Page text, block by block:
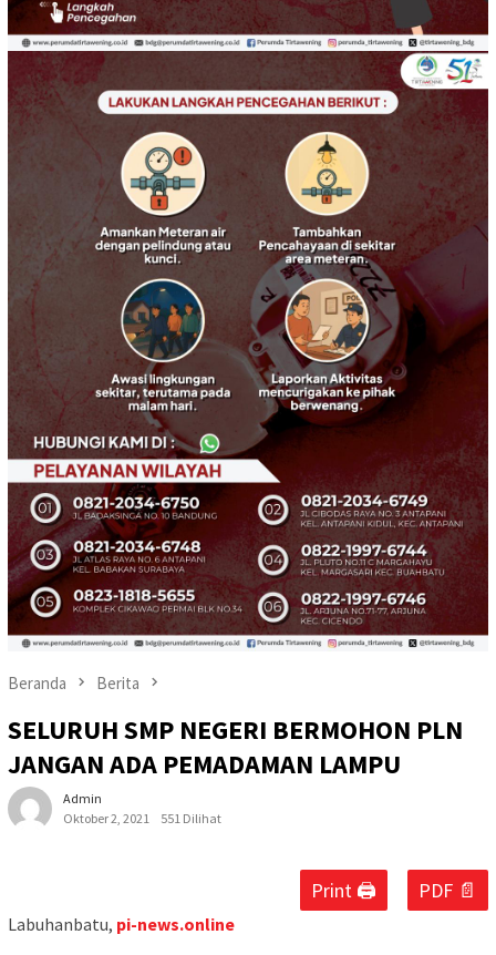
Beranda Berita
SELURUH SMP NEGERI BERMOHON PLN
JANGAN ADA PEMADAMAN LAMPU
Admin
Oktober 2, 2021
551 Dilihat
Print 🖨 PDF 📄
Labuhanbatu, pi-news.online